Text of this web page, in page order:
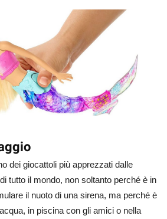
dei giocattoli più apprezzati dalle
tutto il mondo, non soltanto perché è in
il nuoto di una sirena, ma perché è
in piscina con gli amici o nella